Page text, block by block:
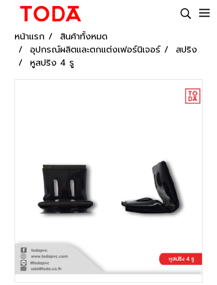
หน้าแรก
สินค้าทั้งหมด
อุปกรณ์ผลิตและตกแต่งเฟอร์นิเจอร์
สปริง
หูสปริง 4 รู